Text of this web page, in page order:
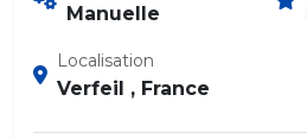
Manuelle
Localisation
Verfeil , France